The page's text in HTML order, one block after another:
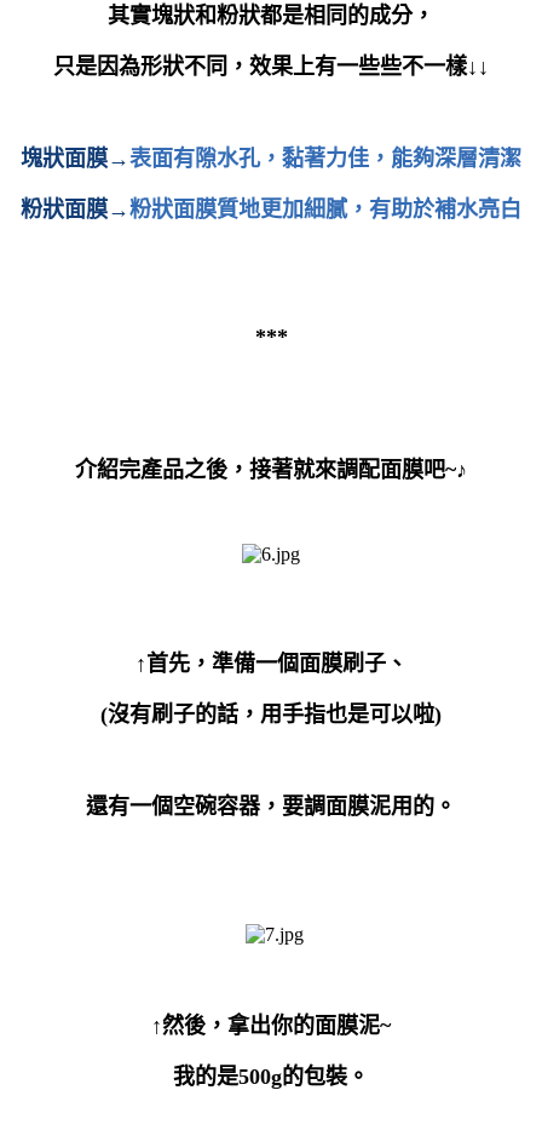
其實塊狀和粉狀都是相同的成分，
只是因為形狀不同，效果上有一些些不一樣↓↓
塊狀面膜→表面有隙水孔，黏著力佳，能夠深層清潔
粉狀面膜→粉狀面膜質地更加細膩，有助於補水亮白
***
介紹完產品之後，接著就來調配面膜吧~♪
↑首先，準備一個面膜刷子、
(沒有刷子的話，用手指也是可以啦)
還有一個空碗容器，要調面膜泥用的。
↑然後，拿出你的面膜泥~
我的是500g的包裝。